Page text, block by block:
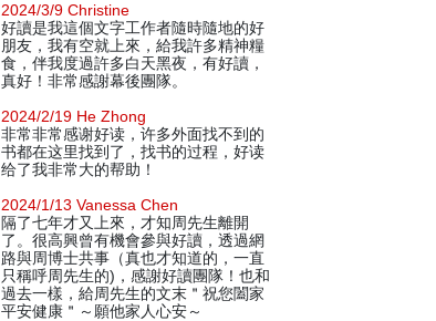
2024/3/9 Christine
好讀是我這個文字工作者隨時隨地的好
朋友，我有空就上來，給我許多精神糧
食，伴我度過許多白天黑夜，有好讀，
真好！非常感謝幕後團隊。
2024/2/19 He Zhong
非常非常感谢好读，许多外面找不到的
书都在这里找到了，找书的过程，好读
给了我非常大的帮助！
2024/1/13 Vanessa Chen
隔了七年才又上來，才知周先生離開
了。很高興曾有機會參與好讀，透過網
路與周博士共事（真也才知道的，一直
只稱呼周先生的)，感謝好讀團隊！也和
過去一樣，給周先生的文末＂祝您闔家
平安健康＂～願他家人心安～